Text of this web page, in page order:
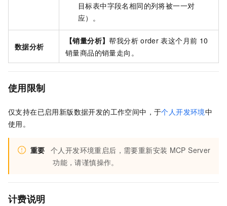
目标表中字段名相同的列将被一一对
应）。
数据分析
【销量分析】帮我分析 order 表这个月前 10
销量商品的销量走向。
使用限制
仅支持在已启用新版数据开发的工作空间中，于个人开发环境中
使用。
重要 个人开发环境重启后，需要重新安装 MCP Server
功能，请谨慎操作。
计费说明